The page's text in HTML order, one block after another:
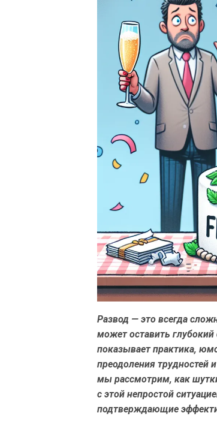
Развод — это всегда
может оставить
показывает практика,
преодоления трудностей
мы рассмотрим, как
с этой непростой
подтверждающие